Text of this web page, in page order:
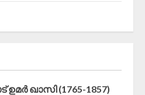
ഉമർ ഖാസി (1765-1857)